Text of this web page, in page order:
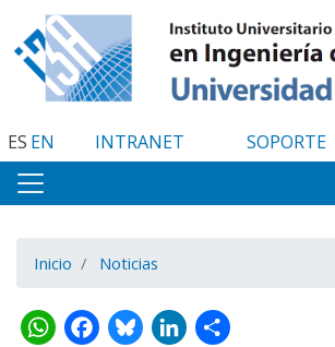
al
contenido
principal
ES EN INTRANET SOPORTE
Inicio Noticias